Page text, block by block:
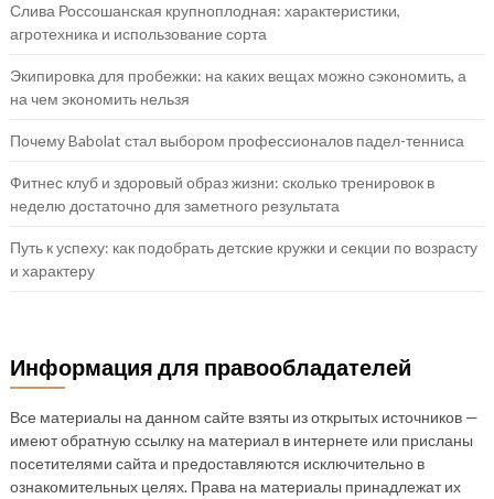
Слива Россошанская крупноплодная: характеристики,
агротехника и использование сорта
Экипировка для пробежки: на каких вещах можно сэкономить, а
на чем экономить нельзя
Почему Babolat стал выбором профессионалов падел-тенниса
Фитнес клуб и здоровый образ жизни: сколько тренировок в
неделю достаточно для заметного результата
Путь к успеху: как подобрать детские кружки и секции по возрасту
и характеру
Информация для правообладателей
Все материалы на данном сайте взяты из открытых источников —
имеют обратную ссылку на материал в интернете или присланы
посетителями сайта и предоставляются исключительно в
ознакомительных целях. Права на материалы принадлежат их